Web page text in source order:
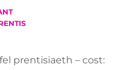
prentisiaeth – cost: